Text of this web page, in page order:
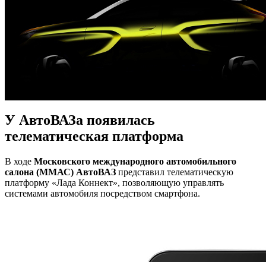
У АвтоВАЗа появилась
телематическая платформа
В ходе Московского международного автомобильного
салона (ММАС) АвтоВАЗ представил телематическую
платформу «Лада Коннект», позволяющую управлять
системами автомобиля посредством смартфона.